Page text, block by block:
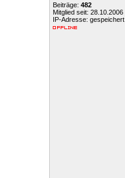
Beiträge: 482
Mitglied seit: 28.10.2006
IP-Adresse: gespeichert